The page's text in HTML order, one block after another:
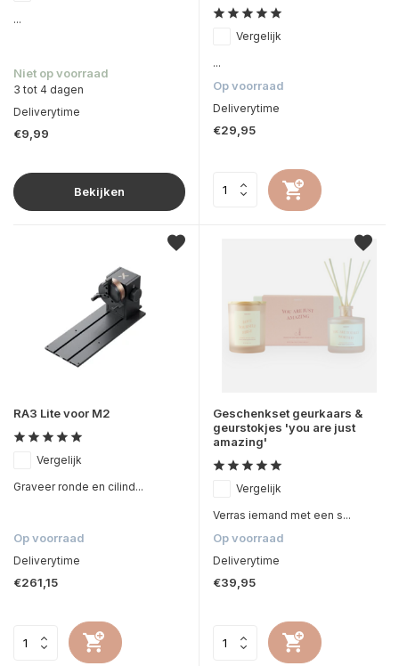
...
Niet op voorraad
3 tot 4 dagen
Deliverytime
€9,99
Bekijken
Vergelijk
...
Op voorraad
Deliverytime
€29,95
RA3 Lite voor M2
Vergelijk
Graveer ronde en cilind...
Op voorraad
Deliverytime
€261,15
Geschenkset geurkaars &
geurstokjes 'you are just
amazing'
Vergelijk
Verras iemand met een s...
Op voorraad
Deliverytime
€39,95